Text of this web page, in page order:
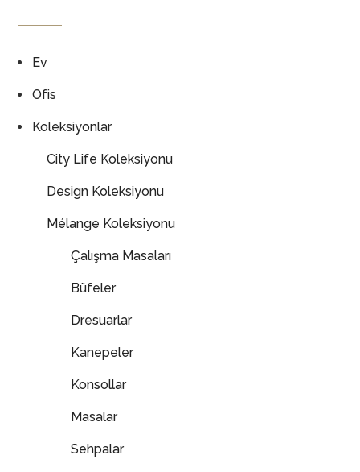
Ev
Ofis
Koleksiyonlar
City Life Koleksiyonu
Design Koleksiyonu
Mélange Koleksiyonu
Çalışma Masaları
Büfeler
Dresuarlar
Kanepeler
Konsollar
Masalar
Sehpalar